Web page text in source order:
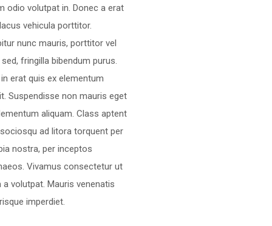
odio volutpat in. Donec a erat
vehicula porttitor.
nunc mauris, porttitor vel
fringilla bibendum purus.
erat quis ex elementum
Suspendisse non mauris eget
aliquam. Class aptent
ad litora torquent per
nostra, per inceptos
Vivamus consectetur ut
a volutpat. Mauris venenatis
imperdiet.